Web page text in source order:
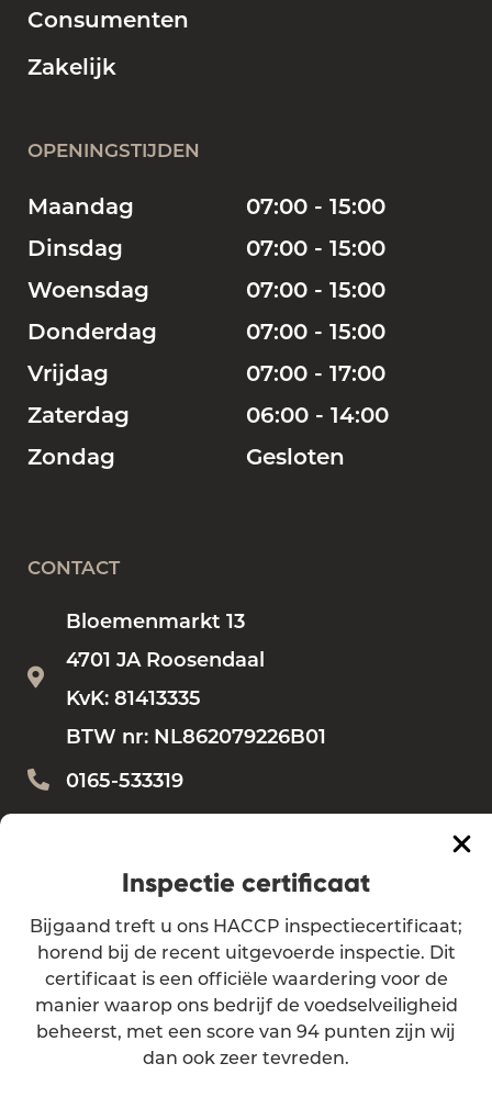
Consumenten
Zakelijk
OPENINGSTIJDEN
Maandag
07:00 - 15:00
Dinsdag
07:00 - 15:00
Woensdag
07:00 - 15:00
Donderdag
07:00 - 15:00
Vrijdag
07:00 - 17:00
Zaterdag
06:00 - 14:00
Zondag
Gesloten
CONTACT
Bloemenmarkt 13
4701 JA Roosendaal
KvK: 81413335
BTW nr: NL862079226B01
0165-533319
Algemene voorwaarden
Privacy verklaring
Inspectie certificaat
Bijgaand treft u ons HACCP inspectiecertificaat;
horend bij de recent uitgevoerde inspectie. Dit
certificaat is een officiële waardering voor de
manier waarop ons bedrijf de voedselveiligheid
beheerst, met een score van 94 punten zijn wij
dan ook zeer tevreden.